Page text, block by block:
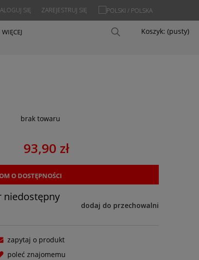
ZAREJESTRUJ SIĘ
SIĘ
Koszyk: (pusty)
WIĘCEJ
brak towaru
93,90 zł
O DOSTĘPNOŚCI
niedostępny
dodaj do przechowalni
zapytaj o produkt
poleć znajomemu